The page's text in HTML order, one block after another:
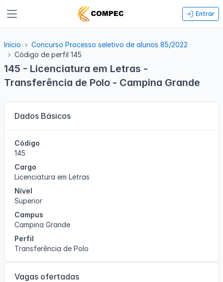
Entrar
Início
Concurso Processo seletivo de alunos 85/2022
Código de perfil 145
145 - Licenciatura em Letras -
Transferência de Polo - Campina Grande
Dados Básicos
Código
145
Cargo
Licenciatura em Letras
Nível
Superior
Campus
Campina Grande
Perfil
Transferência de Polo
Vagas ofertadas